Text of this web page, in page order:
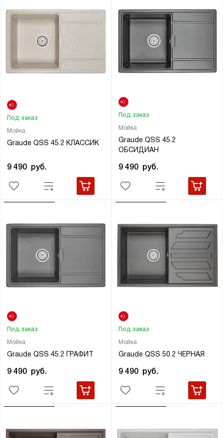
Мойка
Graude QSS 45.2 КЛАССИК
Под заказ
9 490 руб.
Мойка
Graude QSS 45.2
ОБСИДИАН
Под заказ
9 490 руб.
Мойка
Graude QSS 45.2 ГРАФИТ
Под заказ
9 490 руб.
Мойка
Graude QSS 50.2 ЧЕРНАЯ
Под заказ
9 490 руб.